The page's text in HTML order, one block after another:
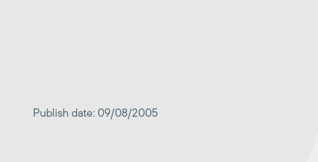
Publish date: 09/08/2005